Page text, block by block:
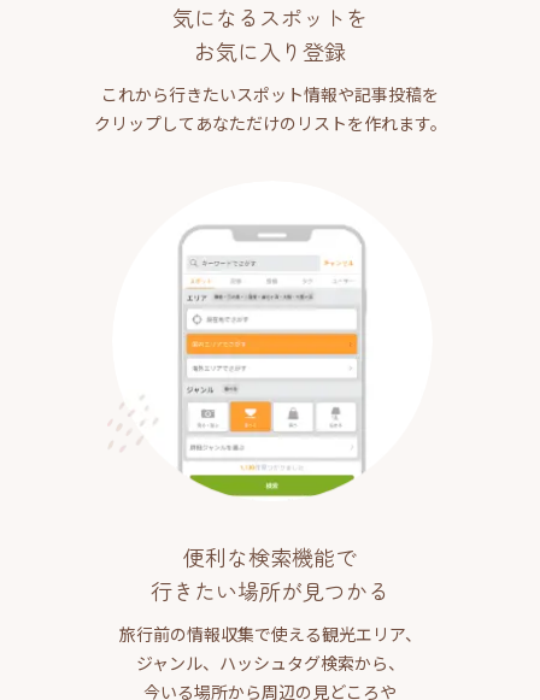
気になるスポットを
お気に入り登録
これから行きたいスポット情報や記事投稿を
クリップしてあなただけのリストを作れます。
便利な検索機能で
行きたい場所が見つかる
旅行前の情報収集で使える観光エリア、
ジャンル、ハッシュタグ検索から、
今いる場所から周辺の見どころや